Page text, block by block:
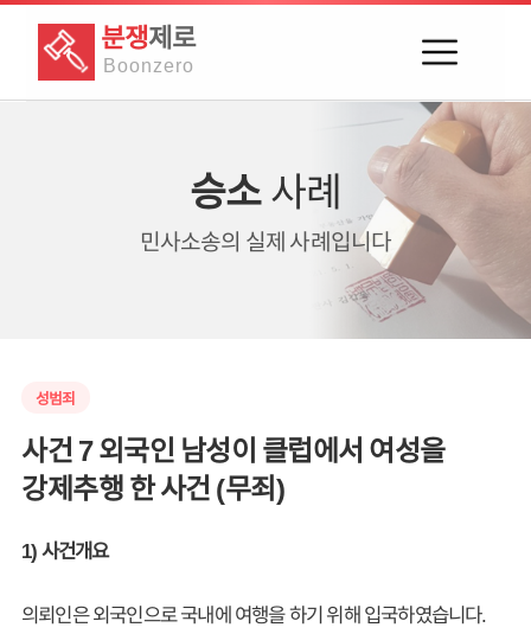
분쟁제로
Boonzero
승소사례
민사소송의 실제 사례입니다
성범죄
사건 7 외국인 남성이 클럽에서 여성을
강제추행 한 사건 (무죄)
1) 사건개요
의뢰인은 외국인으로 국내에 여행을 하기 위해 입국하였습니다.